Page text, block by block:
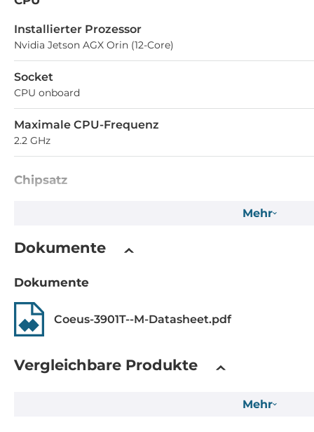
Installierter Prozessor
Nvidia Jetson AGX Orin (12-Core)
Socket
CPU onboard
Maximale CPU-Frequenz
2.2 GHz
Chipsatz
DDR5
Verlötet
Mehr
Dokumente
Dokumente
Coeus-3901T--M-Datasheet.pdf
Vergleichbare Produkte
Mehr